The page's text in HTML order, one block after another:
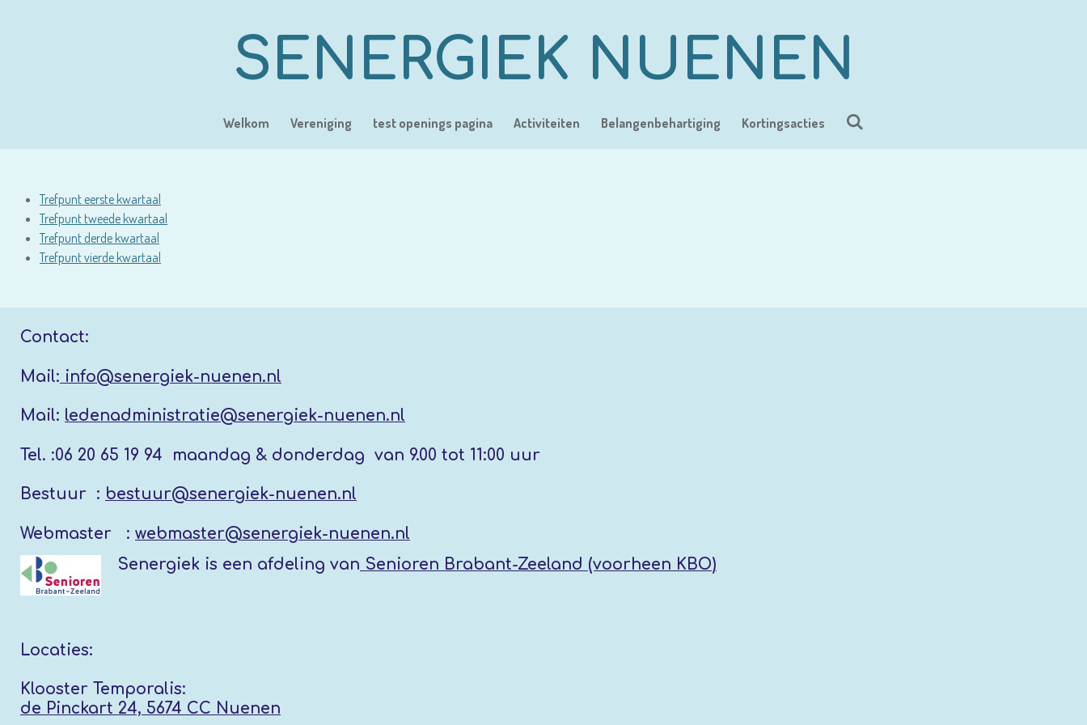
SENERGIEK NUENEN
Welkom Vereniging test openings pagina Activiteiten Belangenbehartiging Kortingsacties
Trefpunt eerste kwartaal
Trefpunt tweede kwartaal
Trefpunt derde kwartaal
Trefpunt vierde kwartaal
Contact:
Mail: info@senergiek-nuenen.nl
Mail: ledenadministratie@senergiek-nuenen.nl
Tel. :06 20 65 19 94 maandag & donderdag van 9.00 tot 11:00 uur
Bestuur : bestuur@senergiek-nuenen.nl
Webmaster : webmaster@senergiek-nuenen.nl
Senergiek is een afdeling van Senioren Brabant-Zeeland (voorheen KBO)
Locaties:
Klooster Temporalis:
de Pinckart 24, 5674 CC Nuenen